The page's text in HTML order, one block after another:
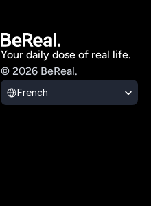
Your daily dose of real life.
© 2026 BeReal.
Select Language
French